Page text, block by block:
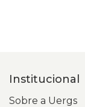
Institucional
Sobre a Uergs